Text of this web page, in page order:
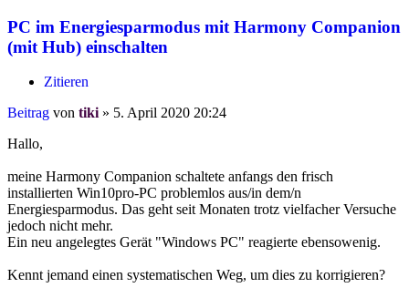
PC im Energiesparmodus mit Harmony Companion
(mit Hub) einschalten
Zitieren
Beitrag von tiki» 5. April 2020 20:24
Hallo,
meine Harmony Companion schaltete anfangs den frisch
installierten Win10pro-PC problemlos aus/in dem/n
Energiesparmodus. Das geht seit Monaten trotz vielfacher Versuche
jedoch nicht mehr.
Ein neu angelegtes Gerät "Windows PC" reagierte ebensowenig.
Kennt jemand einen systematischen Weg, um dies zu korrigieren?